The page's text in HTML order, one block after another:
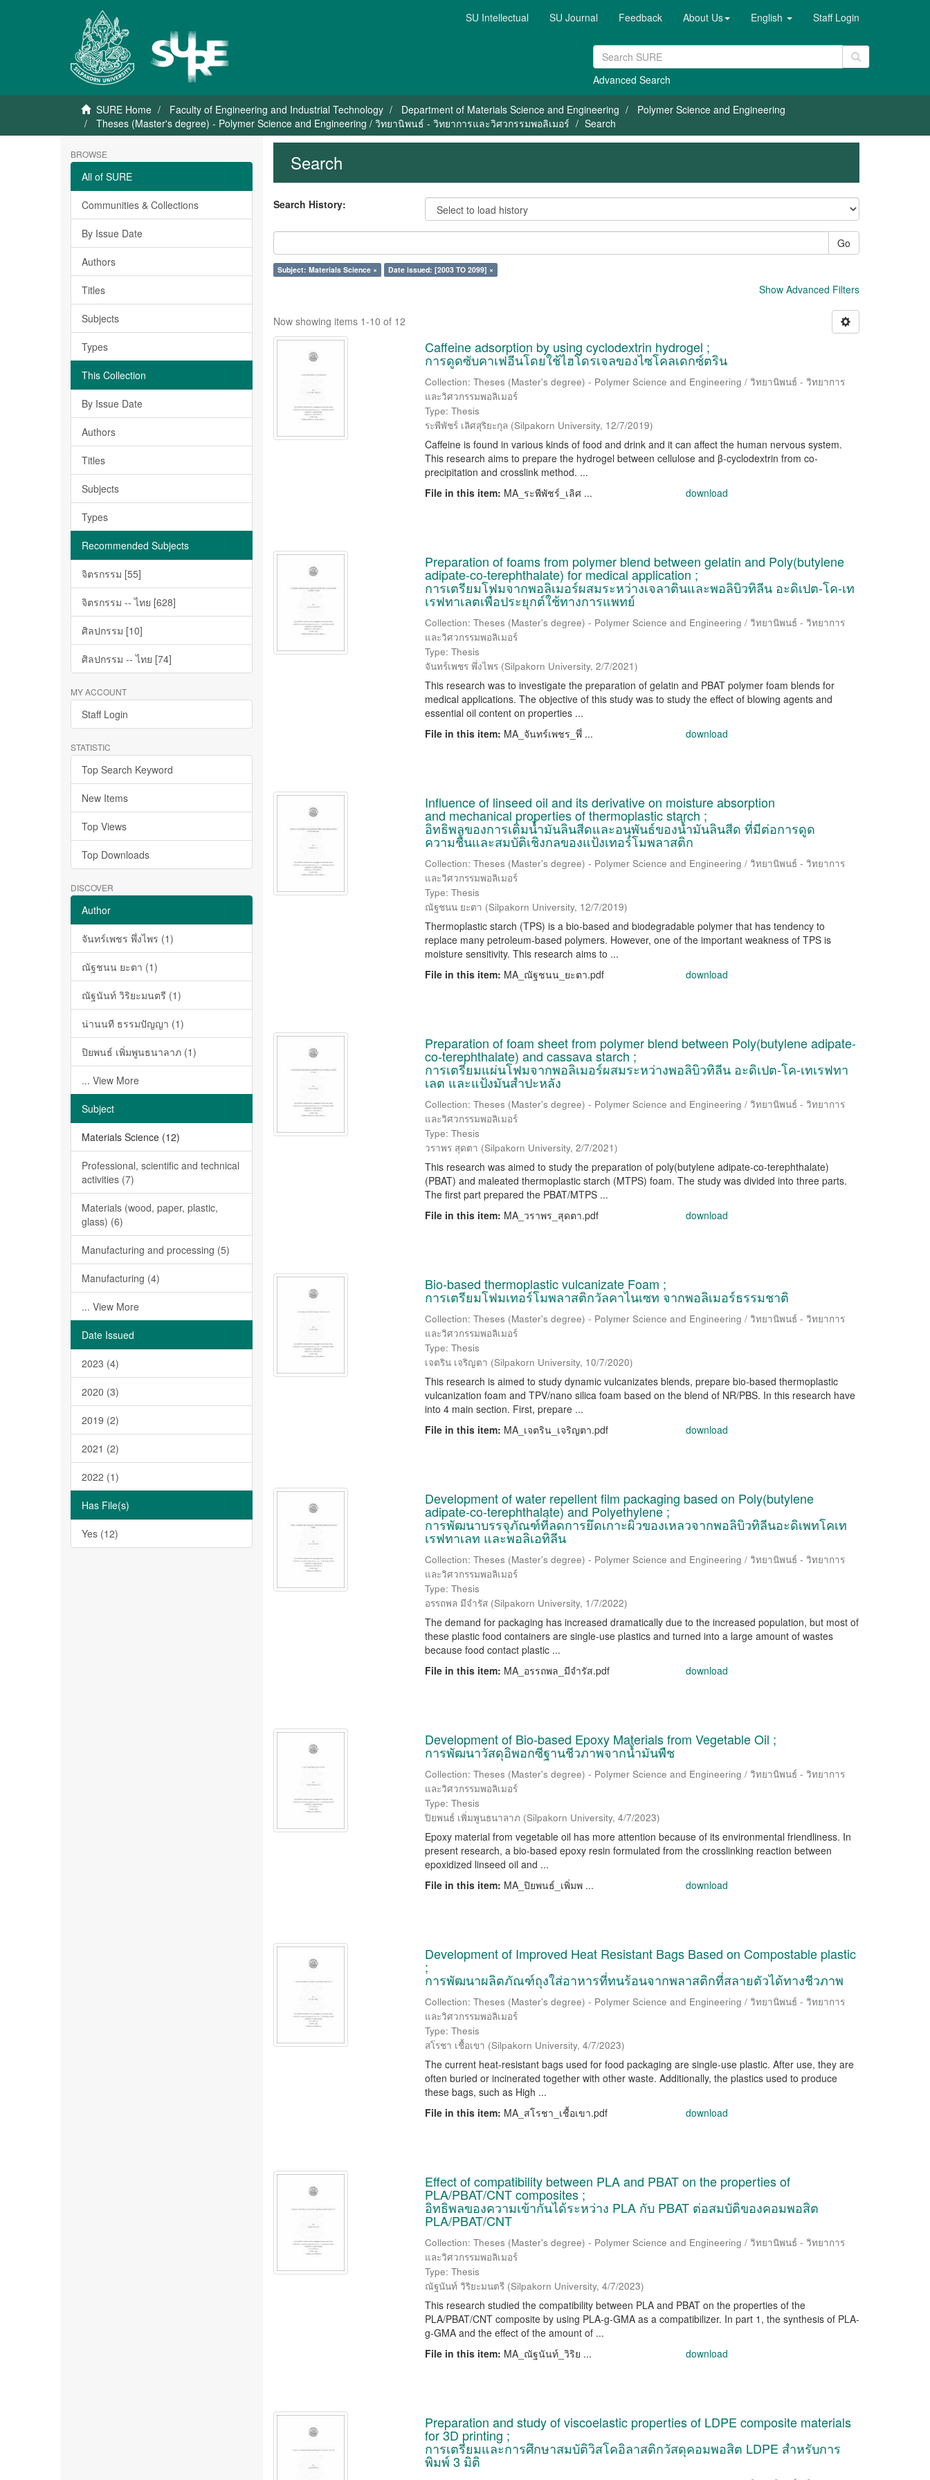
SU Intellectual SU Journal Feedback About Us English Staff Login
Advanced Search
SURE Home Faculty of Engineering and Industrial Technology Department of Materials Science and Engineering
Polymer Science and Engineering
Theses (Master's degree) - Polymer Science and Engineering / วิทยานิพนธ์ - วิทยาการและวิศวกรรมพอลิเมอร์
Search
BROWSE
All of SURE
Communities & Collections
By Issue Date
Authors
Titles
Subjects
Types
This Collection
By Issue Date
Authors
Titles
Subjects
Types
Recommended Subjects
จิตรกรรม [55]
จิตรกรรม -- ไทย [628]
ศิลปกรรม [10]
ศิลปกรรม -- ไทย [74]
MY ACCOUNT
Staff Login
STATISTIC
Top Search Keyword
New Items
Top Views
Top Downloads
DISCOVER
Author
จันทร์เพชร พึ่งไพร (1)
ณัฐชนน ยะตา (1)
ณัฐนันท์ วิริยะมนตรี (1)
น่านนที ธรรมปัญญา (1)
ปิยพนธ์ เพิ่มพูนธนาลาภ (1)
... View More
Subject
Materials Science (12)
Professional, scientific and technical
activities (7)
Materials (wood, paper, plastic,
glass) (6)
Manufacturing and processing (5)
Manufacturing (4)
... View More
Date Issued
2023 (4)
2020 (3)
2019 (2)
2021 (2)
2022 (1)
Has File(s)
Yes (12)
Search
Search History:
Go
Subject: Materials Science × Date issued: [2003 TO 2099] ×
Show Advanced Filters
Now showing items 1-10 of 12
Caffeine adsorption by using cyclodextrin hydrogel ;
การดูดซับคาเฟอีนโดยใช้ไฮโดรเจลของไซโคลเดกซ์ตริน
Collection: Theses (Master's degree) - Polymer Science and Engineering / วิทยานิพนธ์ - วิทยาการ
และวิศวกรรมพอลิเมอร์
Type: Thesis
ระพีพัชร์ เลิศสุริยะกุล (Silpakorn University, 12/7/2019)
Caffeine is found in various kinds of food and drink and it can affect the human nervous system.
This research aims to prepare the hydrogel between cellulose and β-cyclodextrin from co-
precipitation and crosslink method. ...
File in this item: MA_ระพีพัชร์_เลิศ ... download
Preparation of foams from polymer blend between gelatin and Poly(butylene
adipate-co-terephthalate) for medical application ;
การเตรียมโฟมจากพอลิเมอร์ผสมระหว่างเจลาตินและพอลิบิวทิลีน อะดิเปต-โค-เท
เรฟทาเลตเพื่อประยุกต์ใช้ทางการแพทย์
Collection: Theses (Master's degree) - Polymer Science and Engineering / วิทยานิพนธ์ - วิทยาการ
และวิศวกรรมพอลิเมอร์
Type: Thesis
จันทร์เพชร พึ่งไพร (Silpakorn University, 2/7/2021)
This research was to investigate the preparation of gelatin and PBAT polymer foam blends for
medical applications. The objective of this study was to study the effect of blowing agents and
essential oil content on properties ...
File in this item: MA_จันทร์เพชร_พึ่ ... download
Influence of linseed oil and its derivative on moisture absorption
and mechanical properties of thermoplastic starch ;
อิทธิพลของการเติมน้ำมันลินสีดและอนุพันธ์ของน้ำมันลินสีด ที่มีต่อการดูด
ความชื้นและสมบัติเชิงกลของแป้งเทอร์โมพลาสติก
Collection: Theses (Master's degree) - Polymer Science and Engineering / วิทยานิพนธ์ - วิทยาการ
และวิศวกรรมพอลิเมอร์
Type: Thesis
ณัฐชนน ยะตา (Silpakorn University, 12/7/2019)
Thermoplastic starch (TPS) is a bio-based and biodegradable polymer that has tendency to
replace many petroleum-based polymers. However, one of the important weakness of TPS is
moisture sensitivity. This research aims to ...
File in this item: MA_ณัฐชนน_ยะตา.pdf download
Preparation of foam sheet from polymer blend between Poly(butylene adipate-
co-terephthalate) and cassava starch ;
การเตรียมแผ่นโฟมจากพอลิเมอร์ผสมระหว่างพอลิบิวทิลีน อะดิเปต-โค-เทเรฟทา
เลต และแป้งมันสำปะหลัง
Collection: Theses (Master's degree) - Polymer Science and Engineering / วิทยานิพนธ์ - วิทยาการ
และวิศวกรรมพอลิเมอร์
Type: Thesis
วราพร สุดตา (Silpakorn University, 2/7/2021)
This research was aimed to study the preparation of poly(butylene adipate-co-terephthalate)
(PBAT) and maleated thermoplastic starch (MTPS) foam. The study was divided into three parts.
The first part prepared the PBAT/MTPS ...
File in this item: MA_วราพร_สุดตา.pdf download
Bio-based thermoplastic vulcanizate Foam ;
การเตรียมโฟมเทอร์โมพลาสติกวัลคาไนเซท จากพอลิเมอร์ธรรมชาติ
Collection: Theses (Master's degree) - Polymer Science and Engineering / วิทยานิพนธ์ - วิทยาการ
และวิศวกรรมพอลิเมอร์
Type: Thesis
เจตริน เจริญตา (Silpakorn University, 10/7/2020)
This research is aimed to study dynamic vulcanizates blends, prepare bio-based thermoplastic
vulcanization foam and TPV/nano silica foam based on the blend of NR/PBS. In this research have
into 4 main section. First, prepare ...
File in this item: MA_เจตริน_เจริญตา.pdf download
Development of water repellent film packaging based on Poly(butylene
adipate-co-terephthalate) and Polyethylene ;
การพัฒนาบรรจุภัณฑ์ที่ลดการยึดเกาะผิวของเหลวจากพอลิบิวทิลีนอะดิเพทโคเท
เรฟทาเลท และพอลิเอทิลีน
Collection: Theses (Master's degree) - Polymer Science and Engineering / วิทยานิพนธ์ - วิทยาการ
และวิศวกรรมพอลิเมอร์
Type: Thesis
อรรถพล มีจำรัส (Silpakorn University, 1/7/2022)
The demand for packaging has increased dramatically due to the increased population, but most of
these plastic food containers are single-use plastics and turned into a large amount of wastes
because food contact plastic ...
File in this item: MA_อรรถพล_มีจำรัส.pdf download
Development of Bio-based Epoxy Materials from Vegetable Oil ;
การพัฒนาวัสดุอิพอกซีฐานชีวภาพจากน้ำมันพืช
Collection: Theses (Master's degree) - Polymer Science and Engineering / วิทยานิพนธ์ - วิทยาการ
และวิศวกรรมพอลิเมอร์
Type: Thesis
ปิยพนธ์ เพิ่มพูนธนาลาภ (Silpakorn University, 4/7/2023)
Epoxy material from vegetable oil has more attention because of its environmental friendliness. In
present research, a bio-based epoxy resin formulated from the crosslinking reaction between
epoxidized linseed oil and ...
File in this item: MA_ปิยพนธ์_เพิ่มพ ... download
Development of Improved Heat Resistant Bags Based on Compostable plastic
;
การพัฒนาผลิตภัณฑ์ถุงใส่อาหารที่ทนร้อนจากพลาสติกที่สลายตัวได้ทางชีวภาพ
Collection: Theses (Master's degree) - Polymer Science and Engineering / วิทยานิพนธ์ - วิทยาการ
และวิศวกรรมพอลิเมอร์
Type: Thesis
สโรชา เชื้อเขา (Silpakorn University, 4/7/2023)
The current heat-resistant bags used for food packaging are single-use plastic. After use, they are
often buried or incinerated together with other waste. Additionally, the plastics used to produce
these bags, such as High ...
File in this item: MA_สโรชา_เชื้อเขา.pdf download
Effect of compatibility between PLA and PBAT on the properties of
PLA/PBAT/CNT composites ;
อิทธิพลของความเข้ากันได้ระหว่าง PLA กับ PBAT ต่อสมบัติของคอมพอสิต
PLA/PBAT/CNT
Collection: Theses (Master's degree) - Polymer Science and Engineering / วิทยานิพนธ์ - วิทยาการ
และวิศวกรรมพอลิเมอร์
Type: Thesis
ณัฐนันท์ วิริยะมนตรี (Silpakorn University, 4/7/2023)
This research studied the compatibility between PLA and PBAT on the properties of the
PLA/PBAT/CNT composite by using PLA-g-GMA as a compatibilizer. In part 1, the synthesis of PLA-
g-GMA and the effect of the amount of ...
File in this item: MA_ณัฐนันท์_วิริย ... download
Preparation and study of viscoelastic properties of LDPE composite materials
for 3D printing ;
การเตรียมและการศึกษาสมบัติวิสโคอิลาสติกวัสดุคอมพอสิต LDPE สำหรับการ
พิมพ์ 3 มิติ